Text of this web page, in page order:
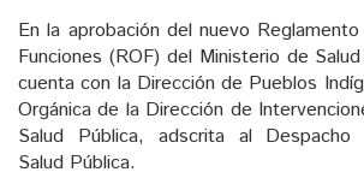
En la aprobación del nuevo
Funciones (ROF) del Ministerio de
cuenta con la Dirección de Pueblos
Orgánica de la Dirección de
Salud Pública, adscrita al Despacho
Salud Pública.